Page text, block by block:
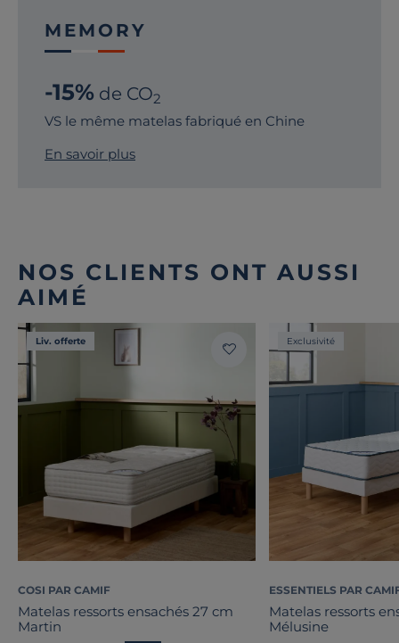
MEMORY
-15% de CO2
VS le même matelas fabriqué en Chine
En savoir plus
NOS CLIENTS ONT AUSSI
AIMÉ
Liv. offerte
COSI PAR CAMIF
Matelas ressorts ensachés 27 cm
Martin
Exclusivité
ESSENTIELS PAR
Matelas ressorts
Mélusine